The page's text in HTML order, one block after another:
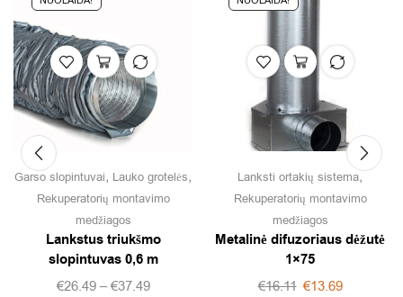
Garso slopintuvai, Lauko grotelės,
Rekuperatorių montavimo
medžiagos
Lankstus triukšmo
slopintuvas 0,6 m
€26.49–€37.49
Lanksti ortakių sistema,
Rekuperatorių montavimo
medžiagos
Metalinė difuzoriaus dėžutė
1×75
€16.11 €13.69